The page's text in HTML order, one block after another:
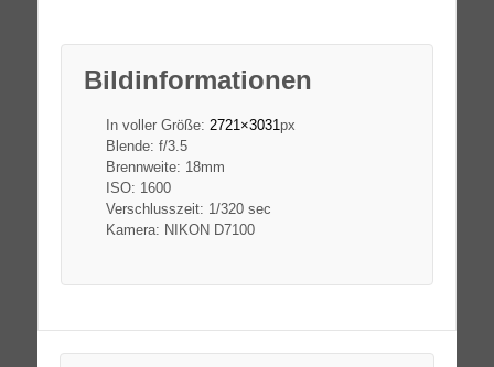
Bildinformationen
In voller Größe: 2721×3031px
Blende: f/3.5
Brennweite: 18mm
ISO: 1600
Verschlusszeit: 1/320 sec
Kamera: NIKON D7100